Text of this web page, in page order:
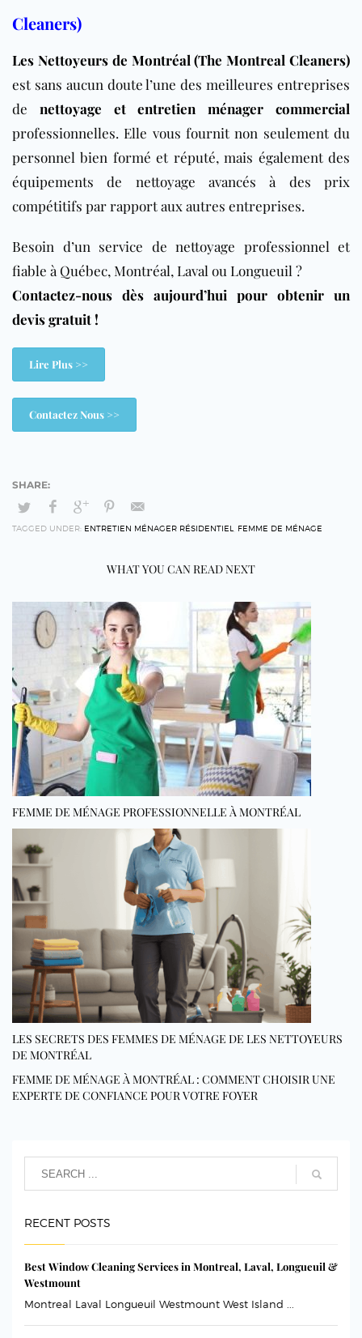
Cleaners)
Les Nettoyeurs de Montréal (The Montreal Cleaners)
est sans aucun doute l’une des meilleures entreprises
de nettoyage et entretien ménager commercial
professionnelles. Elle vous fournit non seulement du
personnel bien formé et réputé, mais également des
équipements de nettoyage avancés à des prix
compétitifs par rapport aux autres entreprises.
Besoin d’un service de nettoyage professionnel et
fiable à Québec, Montréal, Laval ou Longueuil ?
Contactez-nous dès aujourd’hui pour obtenir un
devis gratuit !
Lire Plus >>
Contactez Nous >>
TAGGED UNDER: ENTRETIEN MÉNAGER RÉSIDENTIEL FEMME DE MÉNAGE
WHAT YOU CAN READ NEXT
FEMME DE MÉNAGE PROFESSIONNELLE À MONTRÉAL
LES SECRETS DES FEMMES DE MÉNAGE DE LES NETTOYEURS
DE MONTRÉAL
FEMME DE MÉNAGE À MONTRÉAL : COMMENT CHOISIR UNE
EXPERTE DE CONFIANCE POUR VOTRE FOYER
RECENT POSTS
Best Window Cleaning Services in Montreal, Laval, Longueuil &
Westmount
Montreal Laval Longueuil Westmount West Island ...